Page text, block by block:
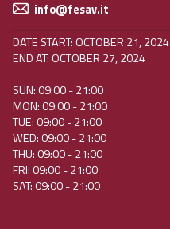
info@fesav.it
DATE START: OCTOBER 21, 2024
END AT: OCTOBER 27, 2024
SUN: 09:00 - 21:00
MON: 09:00 - 21:00
TUE: 09:00 - 21:00
WED: 09:00 - 21:00
THU: 09:00 - 21:00
FRI: 09:00 - 21:00
SAT: 09:00 - 21:00